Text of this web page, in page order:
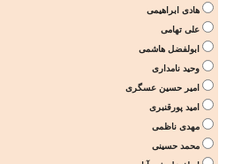
هادی ابراهیمی
علی تهامی
ابولفضل هاشمی
وحید نامداری
امیر حسین عسگری
امید پورقنبری
مهدی ناظمی
محمد حسینی